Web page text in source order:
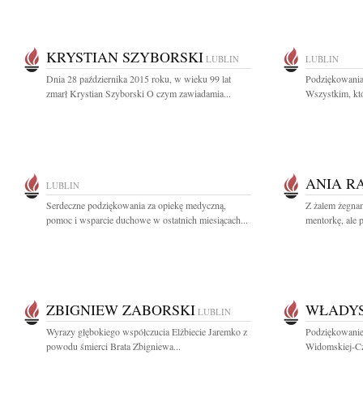
KRYSTIAN SZYBORSKI LUBLIN
Dnia 28 października 2015 roku, w wieku 99 lat
zmarł Krystian Szyborski O czym zawiadamia...
LUBLIN
Wszystkim,
LUBLIN
Serdeczne podziękowania za opiekę medyczną,
pomoc i wsparcie duchowe w ostatnich miesiącach...
ANIA
Z żalem
mentorkę, ale
ZBIGNIEW ZABORSKI LUBLIN
Wyrazy głębokiego współczucia Elżbiecie Jaremko z
powodu śmierci Brata Zbigniewa...
Widomskiej-